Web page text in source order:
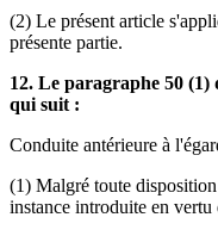
(2) Le présent article
présente partie.
12. Le paragraphe 50 (1)
qui suit :
Conduite antérieure à
(1) Malgré toute
instance introduite en vertu